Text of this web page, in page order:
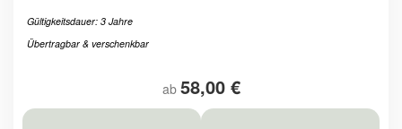
Gültigkeitsdauer: 3 Jahre
Übertragbar & verschenkbar
ab 58,00 €